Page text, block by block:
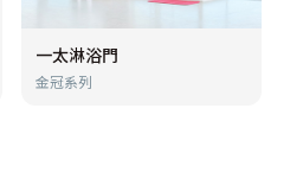
一太淋浴門
金冠系列